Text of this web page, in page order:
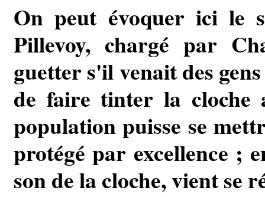
On peut évoquer ici le
Pillevoy, chargé par
guetter s'il venait des
de faire tinter la cloche
population puisse se
protégé par excellence ;
son de la cloche, vient se